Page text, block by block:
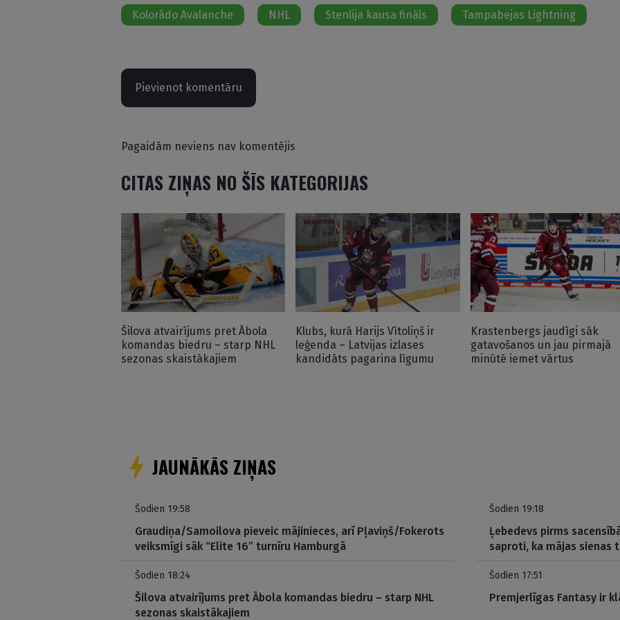
Kolorādo Avalanche NHL Stenlija kausa fināls Tampabejas Lightning
Pievienot komentāru
Pagaidām neviens nav komentējis
CITAS ZIŅAS NO ŠĪS KATEGORIJAS
Šilova atvairījums pret Ābola
komandas biedru – starp NHL
sezonas skaistākajiem
Klubs, kurā Harijs Vītoliņš ir
leģenda – Latvijas izlases
kandidāts pagarina līgumu
Krastenbergs jaudīgi sāk
gatavošanos un jau pirmajā
minūtē iemet vārtus
JAUNĀKĀS ZIŅAS
Šodien 19:58
Graudiņa/Samoilova pieveic mājinieces, arī Pļaviņš/Fokerots
veiksmīgi sāk “Elite 16” turnīru Hamburgā
Šodien 19:18
Ļebedevs pirms
saproti, ka mājas sienas
Šodien 18:24
Šilova atvairījums pret Ābola komandas biedru – starp NHL
sezonas skaistākajiem
Šodien 17:51
Premjerlīgas Fantasy ir